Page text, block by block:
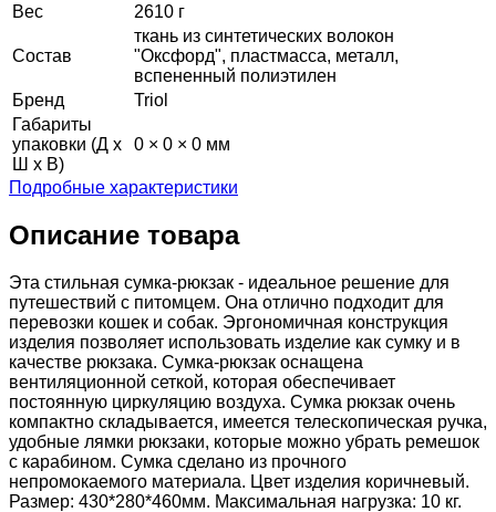
Вес 2610 г
Состав
ткань из синтетических волокон
"Оксфорд", пластмасса, металл,
вспененный полиэтилен
Бренд
Triol
Габариты
упаковки (Д х
Ш х В)
0 × 0 × 0 мм
Подробные характеристики
Описание товара
Эта стильная сумка-рюкзак - идеальное решение для
путешествий с питомцем. Она отлично подходит для
перевозки кошек и собак. Эргономичная конструкция
изделия позволяет использовать изделие как сумку и в
качестве рюкзака. Сумка-рюкзак оснащена
вентиляционной сеткой, которая обеспечивает
постоянную циркуляцию воздуха. Сумка рюкзак очень
компактно складывается, имеется телескопическая ручка,
удобные лямки рюкзаки, которые можно убрать ремешок
с карабином. Сумка сделано из прочного
непромокаемого материала. Цвет изделия коричневый.
Размер: 430*280*460мм. Максимальная нагрузка: 10 кг.